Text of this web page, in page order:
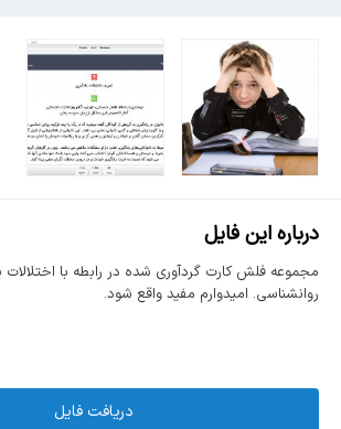
درباره این فایل
مجموعه فلش کارت گردآوری شده در رابطه با اختلالات
روانشناسی. امیدوارم مفید واقع شود.
دریافت فایل